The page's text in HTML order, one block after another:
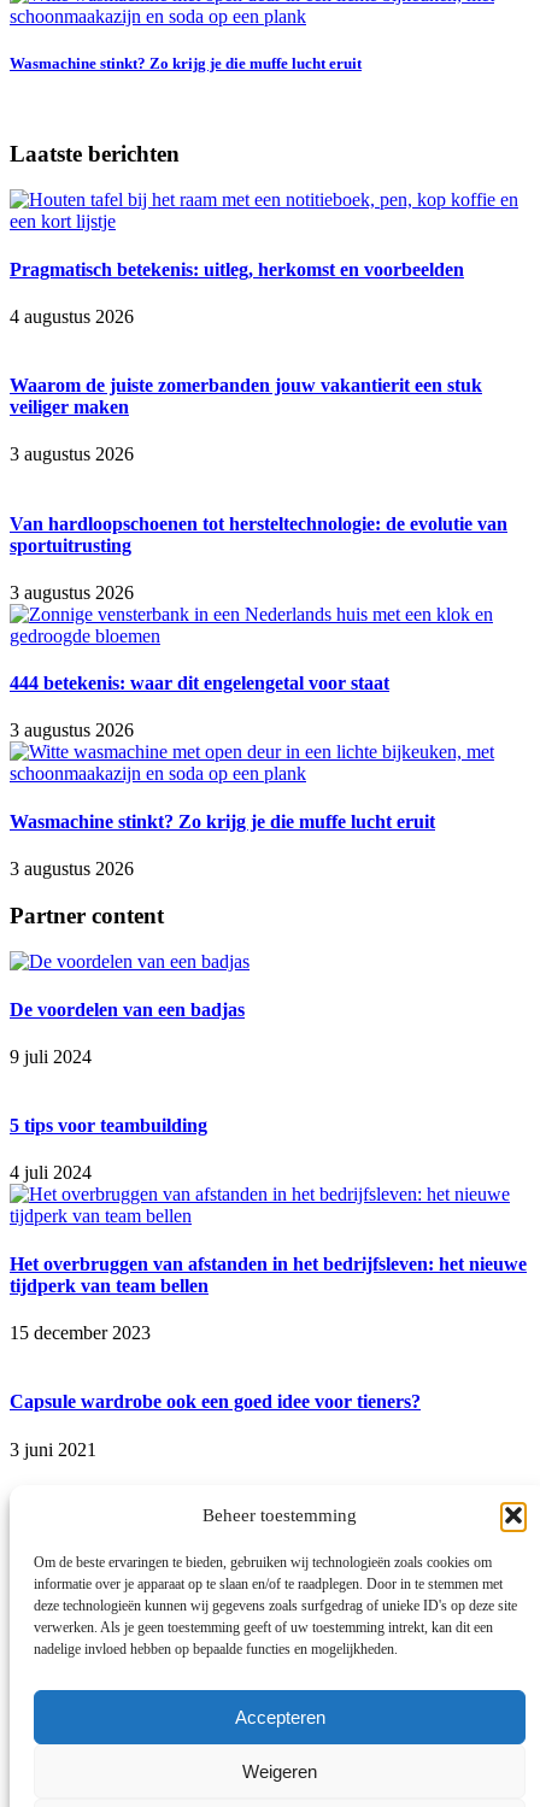
Beheer toestemming
Om de beste ervaringen te bieden, gebruiken wij technologieën zoals cookies om
informatie over je apparaat op te slaan en/of te raadplegen. Door in te stemmen met
deze technologieën kunnen wij gegevens zoals surfgedrag of unieke ID's op deze site
verwerken. Als je geen toestemming geeft of uw toestemming intrekt, kan dit een
nadelige invloed hebben op bepaalde functies en mogelijkheden.
Accepteren
Weigeren
Wasmachine stinkt? Zo krijg je die muffe lucht eruit
Laatste berichten
Pragmatisch betekenis: uitleg, herkomst en voorbeelden
4 augustus 2026
Waarom de juiste zomerbanden jouw vakantierit een stuk
veiliger maken
3 augustus 2026
Van hardloopschoenen tot hersteltechnologie: de evolutie van
sportuitrusting
3 augustus 2026
444 betekenis: waar dit engelengetal voor staat
3 augustus 2026
Wasmachine stinkt? Zo krijg je die muffe lucht eruit
3 augustus 2026
Partner content
De voordelen van een badjas
9 juli 2024
5 tips voor teambuilding
4 juli 2024
Het overbruggen van afstanden in het bedrijfsleven: het nieuwe
tijdperk van team bellen
15 december 2023
Capsule wardrobe ook een goed idee voor tieners?
3 juni 2021
Over 1,5 maand wandel ik ruim 40 km op een dag!
18 mei 2021
Home
Algemeen
Auto’s
Dit ben ik